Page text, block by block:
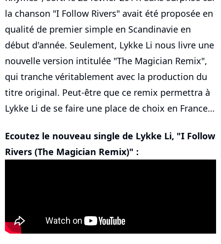
la chanson "I Follow Rivers" avait été proposée en
qualité de premier simple en Scandinavie en
début d'année. Seulement, Lykke Li nous livre une
nouvelle version intitulée "The Magician Remix",
qui tranche véritablement avec la production du
titre original. Peut-être que ce remix permettra à
Lykke Li de se faire une place de choix en France…
Ecoutez le nouveau single de Lykke Li, "I Follow
Rivers (The Magician Remix)" :